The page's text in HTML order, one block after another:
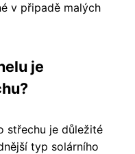
v připadě malých
je
střechu je důležité
typ solárního